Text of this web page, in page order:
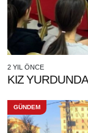
2 YIL ÖNCE
KIZ
GÜNDEM